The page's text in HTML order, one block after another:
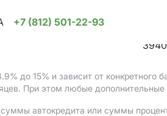
+7 (812) 501-22-93
до 15% и зависит от
При этом любые
автокредита или суммы